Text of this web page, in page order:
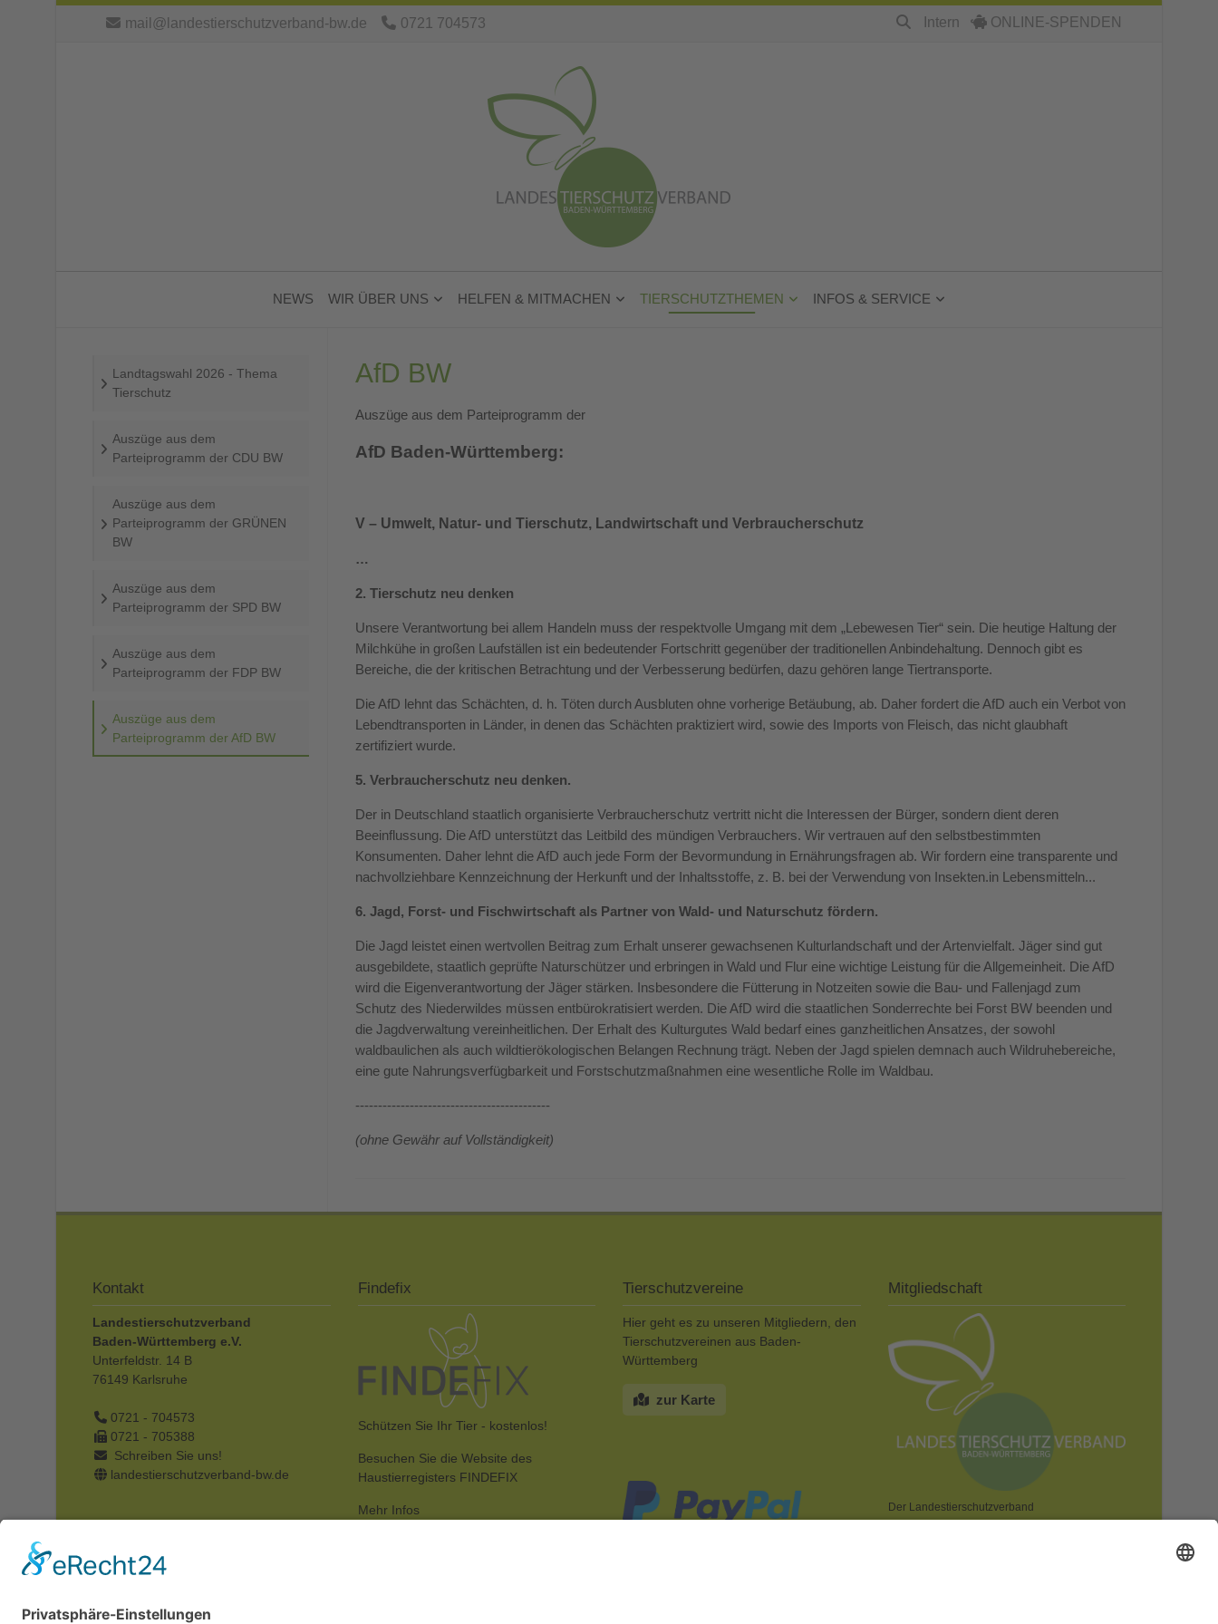
mail@landestierschutzverband-bw.de 0721 704573 Intern ONLINE-SPENDEN
NEWS WIR ÜBER UNS HELFEN & MITMACHEN TIERSCHUTZTHEMEN INFOS & SERVICE
AfD BW
Auszüge aus dem Parteiprogramm der
AfD Baden-Württemberg:
V – Umwelt, Natur- und Tierschutz, Landwirtschaft und Verbraucherschutz
…
2. Tierschutz neu denken
Unsere Verantwortung bei allem Handeln muss der respektvolle Umgang mit dem „Lebewesen Tier“ sein. Die heutige Haltung der
Milchkühe in großen Laufställen ist ein bedeutender Fortschritt gegenüber der traditionellen Anbindehaltung. Dennoch gibt es
Bereiche, die der kritischen Betrachtung und der Verbesserung bedürfen, dazu gehören lange Tiertransporte.
Die AfD lehnt das Schächten, d. h. Töten durch Ausbluten ohne vorherige Betäubung, ab. Daher fordert die AfD auch ein Verbot von
Lebendtransporten in Länder, in denen das Schächten praktiziert wird, sowie des Imports von Fleisch, das nicht glaubhaft
zertifiziert wurde.
5. Verbraucherschutz neu denken.
Der in Deutschland staatlich organisierte Verbraucherschutz vertritt nicht die Interessen der Bürger, sondern dient deren
Beeinflussung. Die AfD unterstützt das Leitbild des mündigen Verbrauchers. Wir vertrauen auf den selbstbestimmten
Konsumenten. Daher lehnt die AfD auch jede Form der Bevormundung in Ernährungsfragen ab. Wir fordern eine transparente und
nachvollziehbare Kennzeichnung der Herkunft und der Inhaltsstoffe, z. B. bei der Verwendung von Insekten.in Lebensmitteln...
6. Jagd, Forst- und Fischwirtschaft als Partner von Wald- und Naturschutz fördern.
Die Jagd leistet einen wertvollen Beitrag zum Erhalt unserer gewachsenen Kulturlandschaft und der Artenvielfalt. Jäger sind gut
ausgebildete, staatlich geprüfte Naturschützer und erbringen in Wald und Flur eine wichtige Leistung für die Allgemeinheit. Die AfD
wird die Eigenverantwortung der Jäger stärken. Insbesondere die Fütterung in Notzeiten sowie die Bau- und Fallenjagd zum
Schutz des Niederwildes müssen entbürokratisiert werden. Die AfD wird die staatlichen Sonderrechte bei Forst BW beenden und
die Jagdverwaltung vereinheitlichen. Der Erhalt des Kulturgutes Wald bedarf eines ganzheitlichen Ansatzes, der sowohl
waldbaulichen als auch wildtierökologischen Belangen Rechnung trägt. Neben der Jagd spielen demnach auch Wildruhebereiche,
eine gute Nahrungsverfügbarkeit und Forstschutzmaßnahmen eine wesentliche Rolle im Waldbau.
-------------------------------------------
(ohne Gewähr auf Vollständigkeit)
Landtagswahl 2026 - Thema
Tierschutz
Auszüge aus dem
Parteiprogramm der CDU BW
Auszüge aus dem
Parteiprogramm der GRÜNEN
BW
Auszüge aus dem
Parteiprogramm der SPD BW
Auszüge aus dem
Parteiprogramm der FDP BW
Auszüge aus dem
Parteiprogramm der AfD BW
Kontakt
Landestierschutzverband
Baden-Württemberg e.V.
Unterfeldstr. 14 B
76149 Karlsruhe
0721 - 704573
0721 - 705388
Schreiben Sie uns!
landestierschutzverband-bw.de
Findefix
Schützen Sie Ihr Tier - kostenlos!
Besuchen Sie die Website des
Haustierregisters FINDEFIX
Mehr Infos
Tierschutzvereine
Hier geht es zu unseren Mitgliedern, den
Tierschutzvereinen aus Baden-
Württemberg
zur Karte
Mitgliedschaft
Der Landestierschutzverband